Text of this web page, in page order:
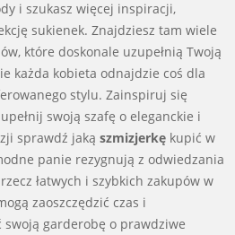
i szukasz więcej inspiracji,
sukienek. Znajdziesz tam wiele
które doskonale uzupełnią Twoją
każda kobieta odnajdzie coś dla
stylu. Zainspiruj się
swoją szafę o eleganckie i
sprawdź jaką szmizjerkę kupić w
panie rezygnują z odwiedzania
łatwych i szybkich zakupów w
zaoszczędzić czas i
swoją garderobę o prawdziwe